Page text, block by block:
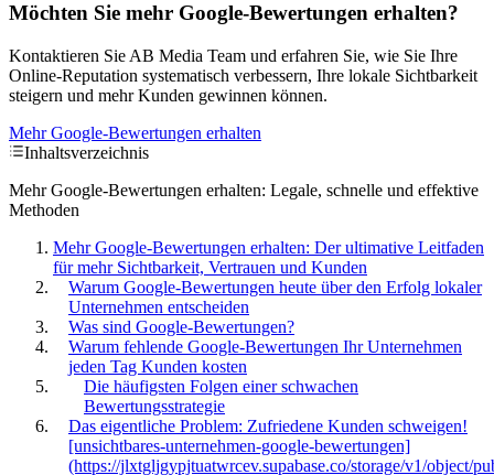
Möchten Sie mehr Google-Bewertungen erhalten?
Kontaktieren Sie AB Media Team und erfahren Sie, wie Sie Ihre
Online-Reputation systematisch verbessern, Ihre lokale Sichtbarkeit
steigern und mehr Kunden gewinnen können.
Mehr Google-Bewertungen erhalten
Inhaltsverzeichnis
Mehr Google-Bewertungen erhalten: Legale, schnelle und effektive
Methoden
Mehr Google-Bewertungen erhalten: Der ultimative Leitfaden
für mehr Sichtbarkeit, Vertrauen und Kunden
Warum Google-Bewertungen heute über den Erfolg lokaler
Unternehmen entscheiden
Was sind Google-Bewertungen?
Warum fehlende Google-Bewertungen Ihr Unternehmen
jeden Tag Kunden kosten
Die häufigsten Folgen einer schwachen
Bewertungsstrategie
Das eigentliche Problem: Zufriedene Kunden schweigen!
[unsichtbares-unternehmen-google-bewertungen]
(https://jlxtgljgypjtuatwrcev.supabase.co/storage/v1/object/